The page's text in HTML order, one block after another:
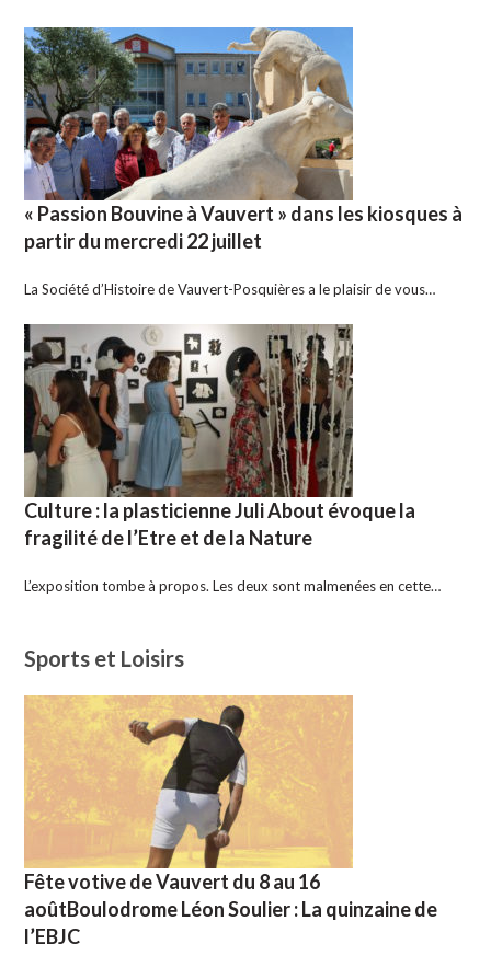
« Passion Bouvine à Vauvert » dans les kiosques à
partir du mercredi 22 juillet
La Société d’Histoire de Vauvert-Posquières a le plaisir de vous…
Culture : la plasticienne Juli About évoque la
fragilité de l’Etre et de la Nature
L’exposition tombe à propos. Les deux sont malmenées en cette…
Sports et Loisirs
Fête votive de Vauvert du 8 au 16
aoûtBoulodrome Léon Soulier : La quinzaine de
l’EBJC